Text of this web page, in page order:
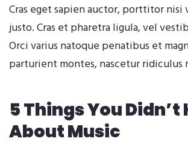
Cras eget sapien auctor, porttitor
justo. Cras et pharetra ligula, vel
Orci varius natoque penatibus et
parturient montes, nascetur ridiculus
5 Things You Didn’t
About Music